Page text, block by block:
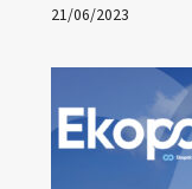
21/06/2023